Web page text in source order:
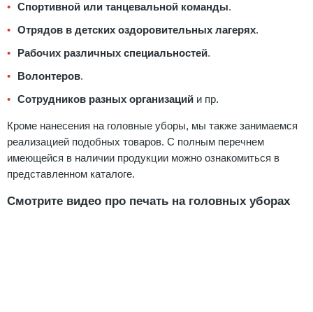
Спортивной или танцевальной команды.
Отрядов в детских оздоровительных лагерях.
Рабочих различных специальностей.
Волонтеров.
Сотрудников разных организаций и пр.
Кроме нанесения на головные уборы, мы также занимаемся
реализацией подобных товаров. С полным перечнем
имеющейся в наличии продукции можно ознакомиться в
представленном каталоге.
Смотрите видео про печать на головных уборах